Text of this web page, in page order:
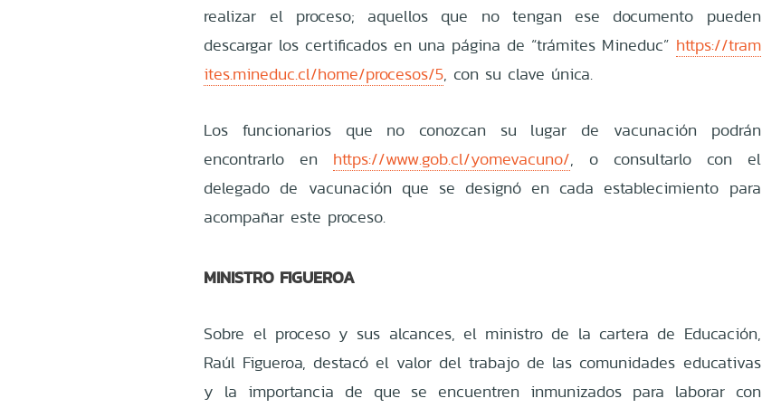
realizar el proceso; aquellos que no tengan ese documento pueden
descargar los certificados en una página de “trámites Mineduc” https://tram
ites.mineduc.cl/home/procesos/5, con su clave única.
Los funcionarios que no conozcan su lugar de vacunación podrán
encontrarlo en https://www.gob.cl/yomevacuno/, o consultarlo con el
delegado de vacunación que se designó en cada establecimiento para
acompañar este proceso.
MINISTRO FIGUEROA
Sobre el proceso y sus alcances, el ministro de la cartera de Educación,
Raúl Figueroa, destacó el valor del trabajo de las comunidades educativas
y la importancia de que se encuentren inmunizados para laborar con